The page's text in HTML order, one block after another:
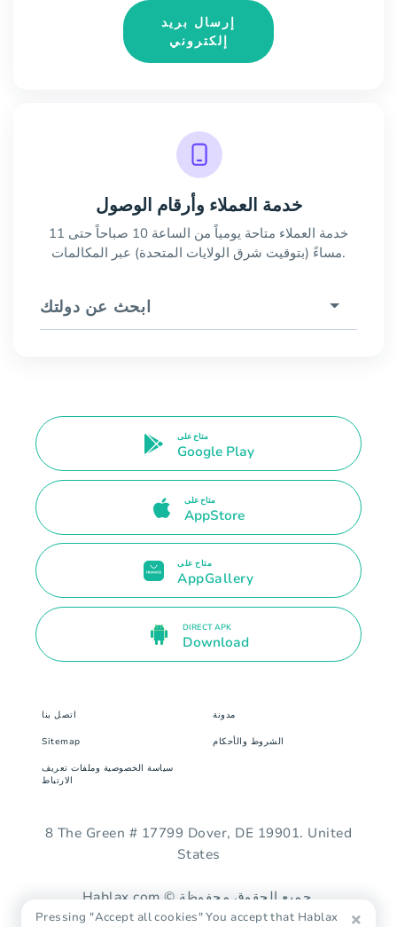
إرسال بريد
إلكتروني
خدمة العملاء وأرقام الوصول
خدمة العملاء متاحة يومياً من الساعة 10 صباحاً حتى 11
مساءً (بتوقيت شرق الولايات المتحدة) عبر المكالمات.
ابحث عن دولتك
متاح على
Google Play
متاح على
AppStore
متاح على
AppGallery
DIRECT APK
Download
اتصل بنا مدونة
Sitemap الشروط والأحكام
سياسة الخصوصية وملفات تعريف
الارتباط
8 The Green # 17799 Dover, DE 19901. United
States
Pressing "Accept all cookies" You accept that Hablax